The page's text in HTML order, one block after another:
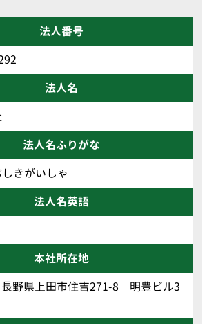
法人番号
法人名
法人名ふりがな
きがいしゃ
法人名英語
本社所在地
野県上田市住吉271-8 明豊ビル3